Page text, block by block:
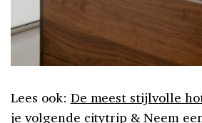
Lees ook: De meest stijlvolle
je volgende citytrip &Neem